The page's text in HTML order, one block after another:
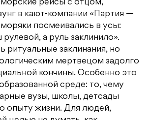
рейсы с отцом,
в кают-компании «Партия —
посмеивались в усы:
а руль заклинило».
ритуальные заклинания, но
мертвецом задолго
кончины. Особенно это
среде: то, чему
вузы, школы, детсады
опыту жизни. Для людей,